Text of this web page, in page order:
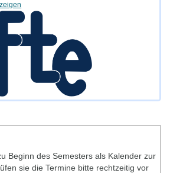
Beginn des Semesters als Kalender zur
sie die Termine bitte rechtzeitig vor